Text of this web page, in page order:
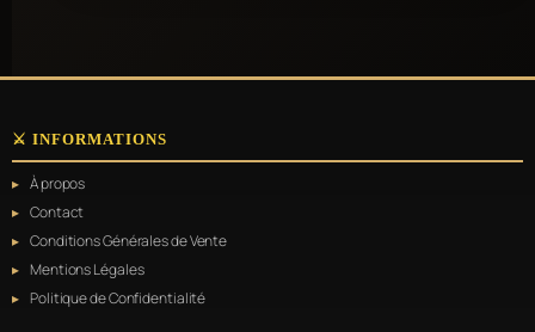
⚔️ INFORMATIONS
À propos
Contact
Conditions Générales de Vente
Mentions Légales
Politique de Confidentialité